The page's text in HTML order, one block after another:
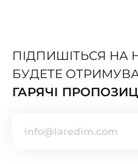
ПІДПИШІТЬСЯ НА
БУДЕТЕ
ГАРЯЧІ